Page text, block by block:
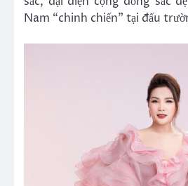
Nam “chinh chiến” tại đấu